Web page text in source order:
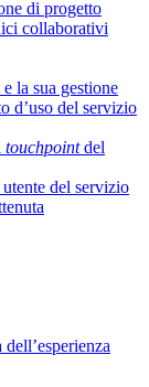
di progetto
collaborativi
la sua gestione
d’uso del servizio
touchpointdel
del servizio